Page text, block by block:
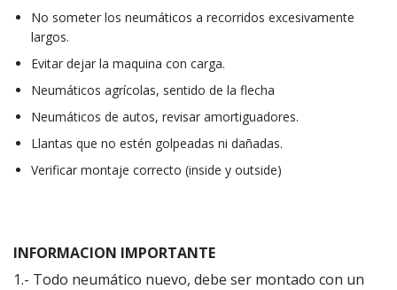
No someter los neumáticos a recorridos excesivamente
largos.
Evitar dejar la maquina con carga.
Neumáticos agrícolas, sentido de la flecha
Neumáticos de autos, revisar amortiguadores.
Llantas que no estén golpeadas ni dañadas.
Verificar montaje correcto (inside y outside)
INFORMACION IMPORTANTE
1.- Todo neumático nuevo, debe ser montado con un